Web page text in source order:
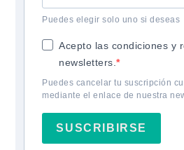
Puedes elegir solo uno si deseas
Acepto las condiciones y
newsletters.
Puedes cancelar tu suscripción
mediante el enlace de nuestra
SUSCRIBIRSE